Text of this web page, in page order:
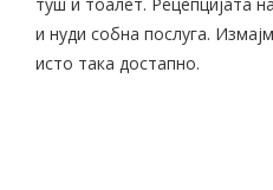
и нуди собна послуга.
исто така достапно.